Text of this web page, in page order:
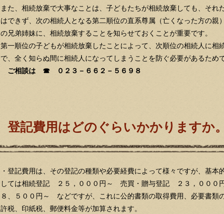
また、相続放棄で大事なことは、子どもたちが相続放棄しても、それ
はできず、次の相続人となる第二順位の直系尊属（亡くなった方の親
の兄弟姉妹に、相続放棄することを知らせておくことが重要です。
第一順位の子どもが相続放棄したことによって、次順位の相続人に相
で、全く知らぬ間に相続人になってしまうことを防ぐ必要があるためで
ご相談は ☎ ０２３－６６２－５６９８
登記費用はどのぐらいかかりますか。
・登記費用は、その登記の種類や必要経費によって様々ですが、基本
しては相続登記 ２５，０００円～ 売買・贈与登記 ２３，０００
８、５００円～ などですが、これに公的書類の取得費用、必要書類
許税、印紙税、郵便料金等が加算されます。